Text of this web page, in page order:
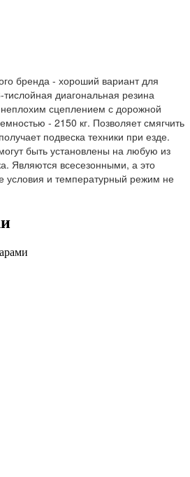
бренда - хороший вариант для
тислойная диагональная резина
сцеплением с дорожной
- 2150 кг. Позволяет смягчить
подвеска техники при езде.
быть установлены на любую из
Являются всесезонными, а это
условия и температурный режим не